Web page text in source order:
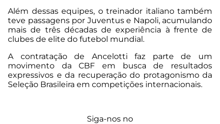
Além dessas equipes, o treinador italiano também
teve passagens por Juventus e Napoli, acumulando
mais de três décadas de experiência à frente de
clubes de elite do futebol mundial.
A contratação de Ancelotti faz parte de um
movimento da CBF em busca de resultados
expressivos e da recuperação do protagonismo da
Seleção Brasileira em competições internacionais.
Siga-nos no